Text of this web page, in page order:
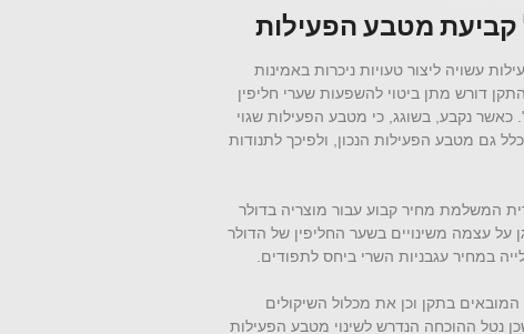
מטבע הפעילות
עשויה ליצור טעויות ניכרות באמינות
דורש מתן ביטוי להשפעות שערי חליפין
נקבע, בשוגג, כי מטבע הפעילות שגוי
גם מטבע הפעילות הנכון, ולפיכך לתנודות
המשלמת מחיר קבוע עבור מוצריה בדולר
על עצמה משינויים בשער החליפין של הדולר
במחיר עגבניות השרי ביחס לתפודים.
בתקן וכן את מכלול השיקולים
נטל ההוכחה הנדרש לשינוי מטבע הפעילות